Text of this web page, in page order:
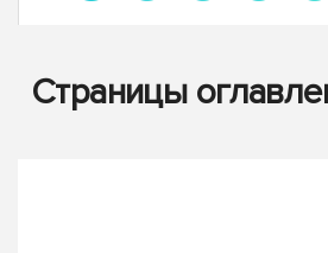
Страницы